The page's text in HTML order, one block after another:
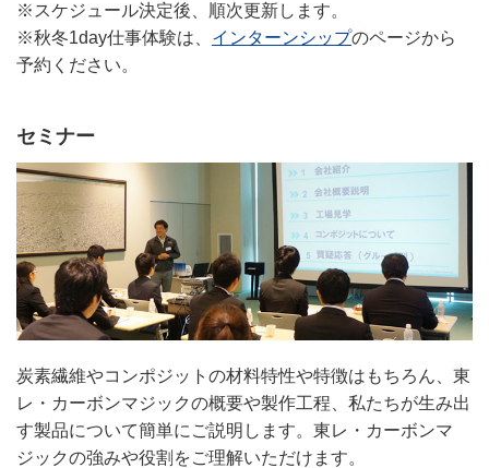
※スケジュール決定後、順次更新します。
※秋冬1day仕事体験は、 インターンシップのページから
予約ください。
セミナー
炭素繊維やコンポジットの材料特性や特徴はもちろん、東
レ・カーボンマジックの概要や製作工程、私たちが生み出
す製品について簡単にご説明します。東レ・カーボンマ
ジックの強みや役割をご理解いただけます。